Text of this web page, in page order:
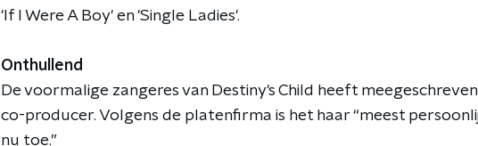
'If I Were A Boy' en 'Single Ladies'.
Onthullend
De voormalige zangeres van Destiny's Child heeft
co-producer. Volgens de platenfirma is het haar “meest
nu toe.”